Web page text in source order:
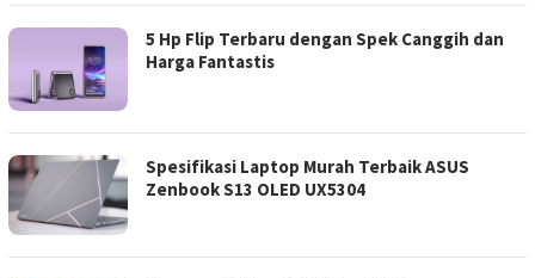
5 Hp Flip Terbaru dengan Spek Canggih dan
Harga Fantastis
Spesifikasi Laptop Murah Terbaik ASUS
Zenbook S13 OLED UX5304